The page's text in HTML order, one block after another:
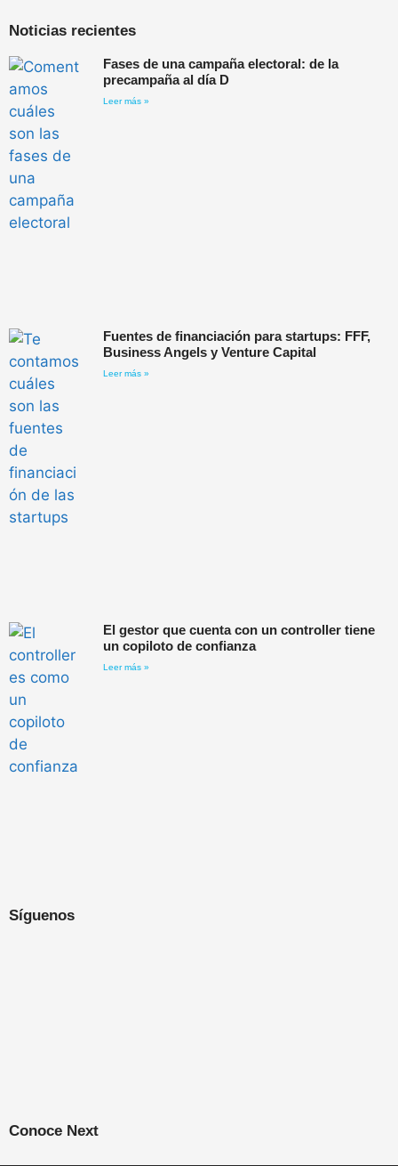
Noticias recientes
Fases de una campaña electoral: de la
precampaña al día D
Leer más »
Fuentes de financiación para startups: FFF,
Business Angels y Venture Capital
Leer más »
El gestor que cuenta con un controller tiene
un copiloto de confianza
Leer más »
Síguenos
Conoce Next